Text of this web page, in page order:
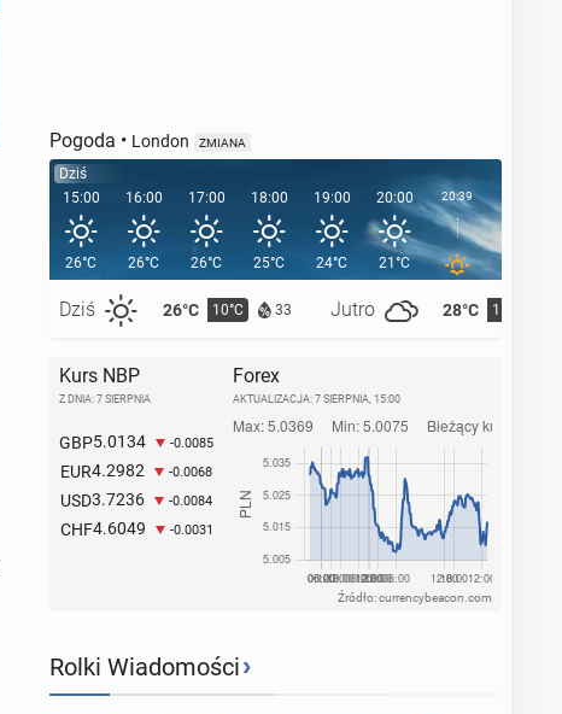
Pogoda • London ZMIANA
Dziś
15:00
26°C
Dziś 26°C 10°C 33 Jutro 28°C 11°C
16:00
26°C
17:00
26°C
18:00
25°C
19:00
24°C
20:00
21°C
20:39 21:00
Kurs NBP
Z DNIA: 7 SIERPNIA
GBP5.0134 -0.0085
EUR4.2982 -0.0068
USD3.7236 -0.0084
CHF4.6049 -0.0031
Forex
AKTUALIZACJA: 7 SIERPNIA, 15:00
Źródło: currencybeacon.com
Rolki Wiadomości›